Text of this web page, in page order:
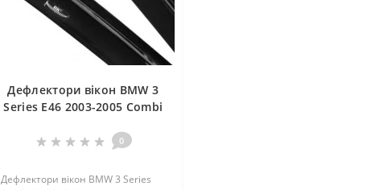
Дефлектори вікон BMW 3
Series E46 2003-2005 Combi
0
Дефлектори вікон BMW 3 Series